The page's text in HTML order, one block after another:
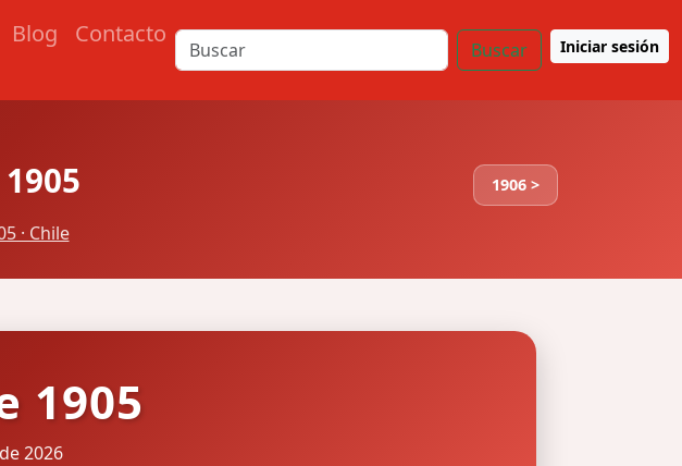
Blog Contacto
Buscar Iniciar sesión
1906 >
· Chile
1905
2026